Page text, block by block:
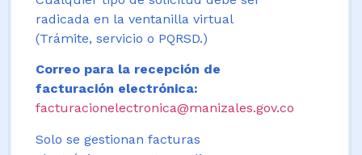
radicada en la ventanilla virtual
(Trámite, servicio o PQRSD.)
Correo para la recepción de
facturación electrónica:
facturacionelectronica@manizales.gov.co
Solo se gestionan facturas